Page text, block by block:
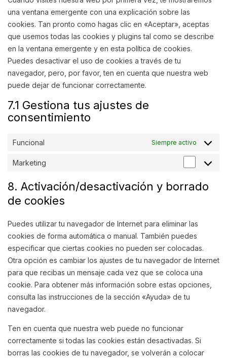
una ventana emergente con una explicación sobre las
cookies. Tan pronto como hagas clic en «Aceptar», aceptas
que usemos todas las cookies y plugins tal como se describe
en la ventana emergente y en esta política de cookies.
Puedes desactivar el uso de cookies a través de tu
navegador, pero, por favor, ten en cuenta que nuestra web
puede dejar de funcionar correctamente.
7.1 Gestiona tus ajustes de
consentimiento
Funcional Siempre activo
Marketing
8. Activación/desactivación y borrado
de cookies
Puedes utilizar tu navegador de Internet para eliminar las
cookies de forma automática o manual. También puedes
especificar que ciertas cookies no pueden ser colocadas.
Otra opción es cambiar los ajustes de tu navegador de Internet
para que recibas un mensaje cada vez que se coloca una
cookie. Para obtener más información sobre estas opciones,
consulta las instrucciones de la sección «Ayuda» de tu
navegador.
Ten en cuenta que nuestra web puede no funcionar
correctamente si todas las cookies están desactivadas. Si
borras las cookies de tu navegador, se volverán a colocar